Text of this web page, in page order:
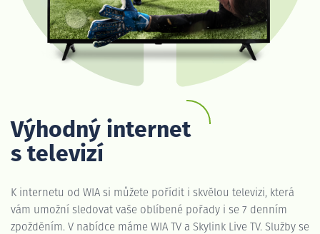
Výhodný internet
s televizí
K internetu od WIA si můžete pořídit i skvělou televizi, která
vám umožní sledovat vaše oblíbené pořady i se 7 denním
zpožděním. V nabídce máme WIA TV a Skylink Live TV. Služby se